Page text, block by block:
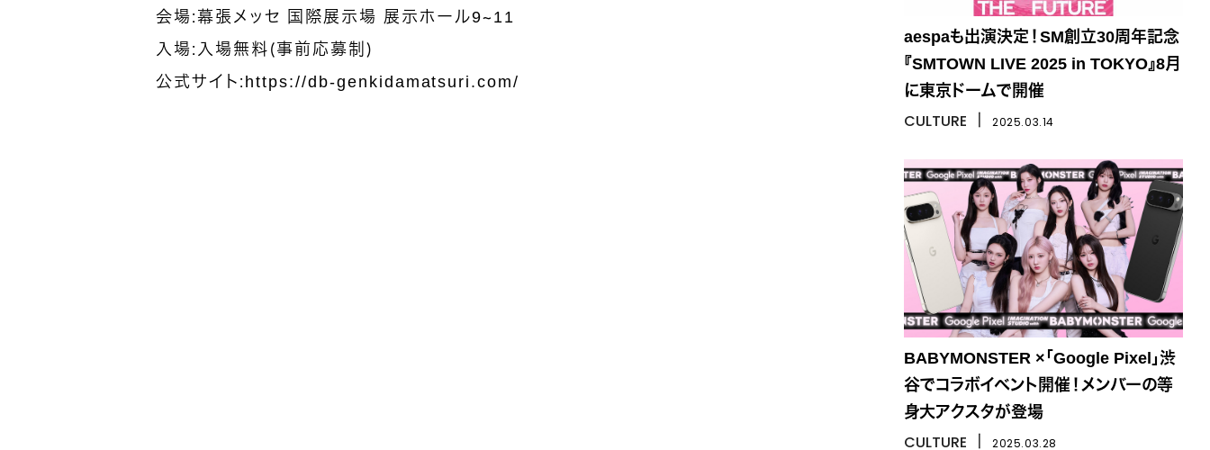
会場：幕張メッセ 国際展示場 展示ホール9～11
入場：入場無料（事前応募制）
公式サイト： https://db-genkidamatsuri.com/
aespaも出演決定！SM創立30周年記念
『SMTOWN LIVE 2025 in TOKYO』8月
に東京ドームで開催
CULTURE 2025.03.14
BABYMONSTER ×「Google Pixel」渋
谷でコラボイベント開催！メンバーの等
身大アクスタが登場
CULTURE 2025.03.28